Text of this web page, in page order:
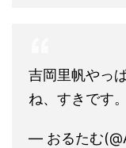
吉岡里帆やっ
ね、すきです。
— おるたむ